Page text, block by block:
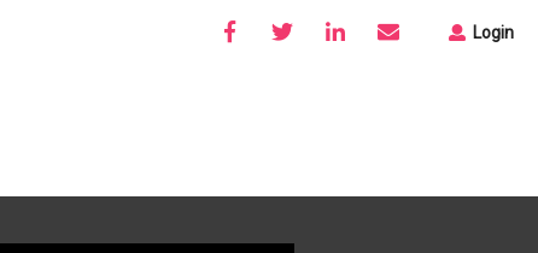
Login